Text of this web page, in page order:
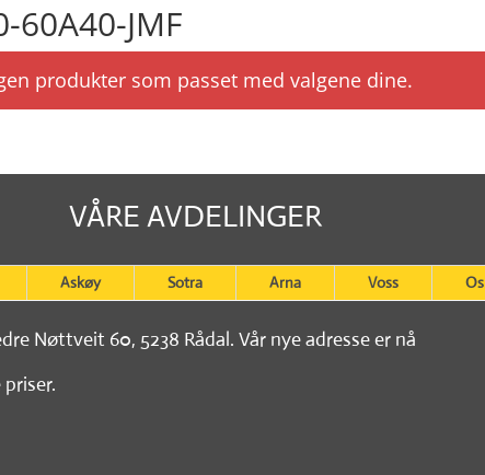
60A40-JMF
produkter som passet med valgene dine.
VÅRE AVDELINGER
Askøy Sotra Arna Voss Os
Nøttveit 60, 5238 Rådal. Vår nye adresse er nå